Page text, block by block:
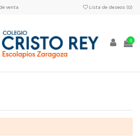
venta Lista de deseos (0)
0